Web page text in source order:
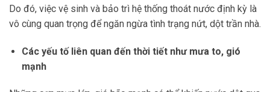
Do đó, việc vệ sinh và bảo trì hệ thống thoát nước định kỳ là
vô cùng quan trọng để ngăn ngừa tình trạng nứt, dột trần nhà.
Các yếu tố liên quan đến thời tiết như mưa to, gió
mạnh